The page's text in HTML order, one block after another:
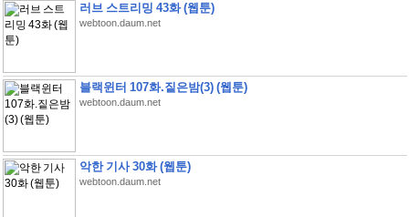
러브 스트리밍 43화 (웹툰)
webtoon.daum.net
블랙윈터 107화.짙은밤(3) (웹툰)
webtoon.daum.net
악한 기사 30화 (웹툰)
webtoon.daum.net